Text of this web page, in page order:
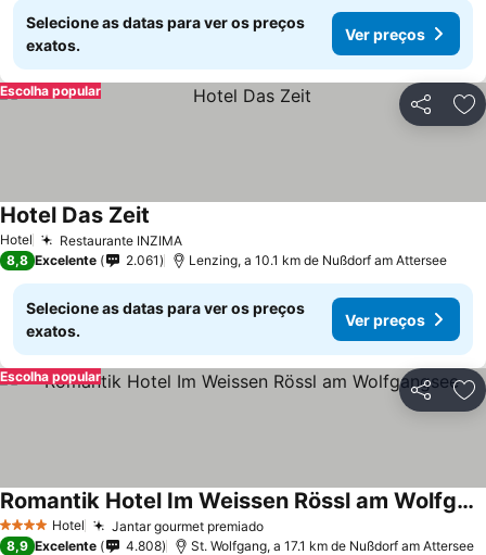
Selecione as datas para ver os preços
exatos.
Ver preços
Partilhar
Escolha popular
Hotel Restaurante INZIMA
Hotel Das Zeit
8,8 Excelente 2.061 Lenzing, a 10.1 km de Nußdorf am Attersee
Selecione as datas para ver os preços
exatos.
Ver preços
Partilhar
Escolha popular
4 EstrelasHotel Jantar gourmet premiado
Romantik Hotel Im Weissen Rössl am Wolfgangsee
8,9 Excelente 4.808 St. Wolfgang, a 17.1 km de Nußdorf am Attersee